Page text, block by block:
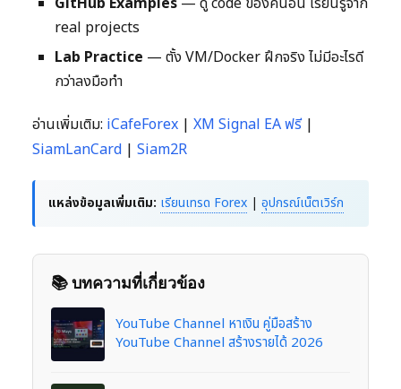
real projects
Lab Practice — ตั้ง VM/Docker ฝึกจริง ไม่มีอะไรดี
กว่าลงมือทำ
อ่านเพิ่มเติม: iCafeForex | XM Signal EA ฟรี|
SiamLanCard | Siam2R
แหล่งข้อมูลเพิ่มเติม: เรียนเทรด Forex | อุปกรณ์เน็ตเวิร์ก
📚 บทความที่เกี่ยวข้อง
YouTube Channel หาเงิน คู่มือสร้าง
YouTube Channel สร้างรายได้ 2026